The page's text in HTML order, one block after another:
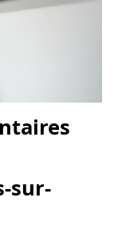
sur-